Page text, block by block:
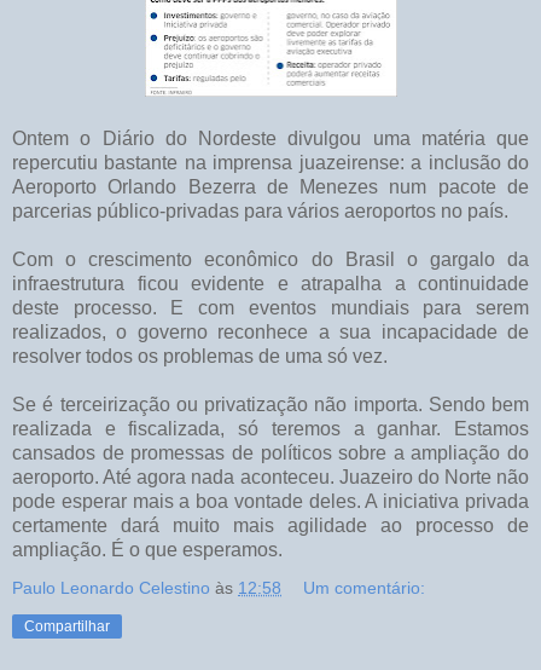
Ontem o Diário do Nordeste divulgou uma matéria que
repercutiu bastante na imprensa juazeirense: a inclusão do
Aeroporto Orlando Bezerra de Menezes num pacote de
parcerias público-privadas para vários aeroportos no país.
Com o crescimento econômico do Brasil o gargalo da
infraestrutura ficou evidente e atrapalha a continuidade
deste processo. E com eventos mundiais para serem
realizados, o governo reconhece a sua incapacidade de
resolver todos os problemas de uma só vez.
Se é terceirização ou privatização não importa. Sendo bem
realizada e fiscalizada, só teremos a ganhar. Estamos
cansados de promessas de políticos sobre a ampliação do
aeroporto. Até agora nada aconteceu. Juazeiro do Norte não
pode esperar mais a boa vontade deles. A iniciativa privada
certamente dará muito mais agilidade ao processo de
ampliação. É o que esperamos.
Paulo Leonardo Celestino às 12:58 Um comentário:
Compartilhar